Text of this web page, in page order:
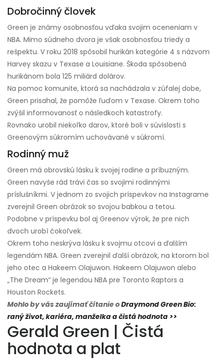
Dobročinný človek
Green je známy osobnosťou vďaka svojim oceneniam v
NBA. Mimo súdneho dvora je však osobnosťou triedy a
rešpektu. V roku 2018 spôsobil hurikán kategórie 4 s názvom
Harvey skazu v Texase a Louisiane. Škoda spôsobená
hurikánom bola 125 miliárd dolárov.
Na pomoc komunite, ktorá sa nachádzala v zúfalej dobe,
Green prisahal, že pomôže ľuďom v Texase. Okrem toho
zvýšil informovanosť o následkoch katastrofy.
Rovnako urobil niekoľko darov, ktoré boli v súvislosti s
Greenovým súkromím uchovávané v súkromí.
Rodinný muž
Green má obrovskú lásku k svojej rodine a príbuzným.
Green navyše rád trávi čas so svojimi rodinnými
príslušníkmi. V jednom zo svojich príspevkov na Instagrame
zverejnil Green obrázok so svojou babkou a tetou.
Podobne v príspevku bol aj Greenov výrok, že pre nich
dvoch urobí čokoľvek.
Okrem toho neskrýva lásku k svojmu otcovi a ďalším
legendám NBA. Green zverejnil ďalší obrázok, na ktorom bol
jeho otec a Hakeem Olajuwon. Hakeem Olajuwon alebo
„The Dream“ je legendou NBA pre Toronto Raptors a
Houston Rockets.
Mohlo by vás zaujímať čítanie oDraymond Green Bio:
raný život, kariéra, manželka a čistá hodnota >>
Gerald Green | Čistá
hodnota a plat